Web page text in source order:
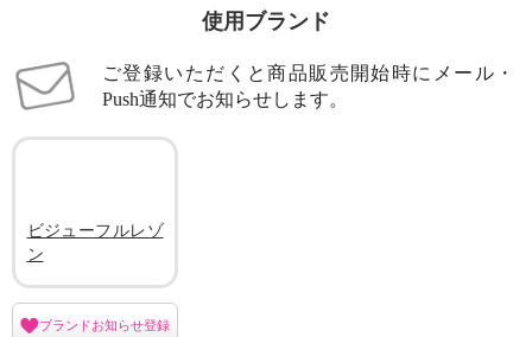
使用ブランド
ご登録いただくと商品販売開始時にメール・
Push通知でお知らせします。
ビジューフルレゾ
ン
ブランドお知らせ登録